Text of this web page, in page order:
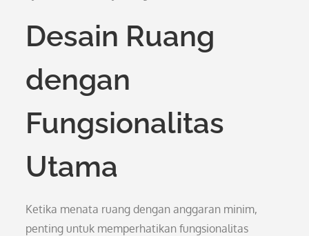
Desain Ruang
dengan
Fungsionalitas
Utama
Ketika menata ruang dengan anggaran minim,
penting untuk memperhatikan fungsionalitas